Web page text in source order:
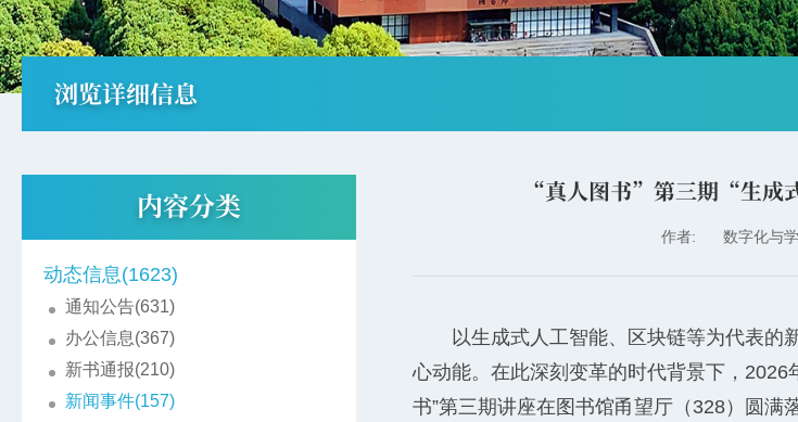
浏览详细信息
内容分类
动态信息(1623)
通知公告(631)
办公信息(367)
新书通报(210)
新闻事件(157)
“真人图书”第三期“生成
作者: 数字化与
以生成式人工智能、区块链等为代表的
心动能。在此深刻变革的时代背景下，2026
书”第三期讲座在图书馆甬望厅（328）圆